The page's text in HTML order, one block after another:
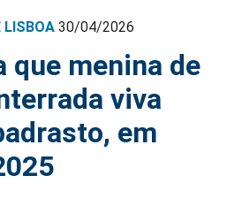
LISBOA 30/04/2026
que menina de
viva
em